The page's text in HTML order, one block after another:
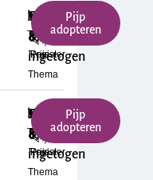
h²
Toonhoogte
Warm
&
ingetogen
Thema
Prestant
8'
Register
Klein
Formaat
€
17.50
Prijs
Pijp
adopteren
b¹
Toonhoogte
Warm
&
ingetogen
Thema
Prestant
8'
Register
Klein
Formaat
€
17.50
Prijs
Pijp
adopteren